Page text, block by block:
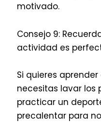
motivado.
Consejo 9:
actividad es
Si quieres
necesitas lavar los
practicar un
precalentar para